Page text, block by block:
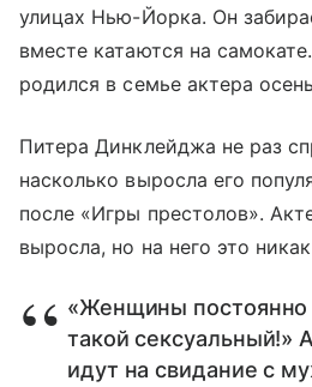
улицах Нью-Йорка. Он
вместе катаются на
родился в семье актера
Питера Динклейджа не раз
насколько выросла его
после «Игры престолов».
выросла, но на него это
«Женщины постоянно
такой сексуальный!»
идут на свидание с